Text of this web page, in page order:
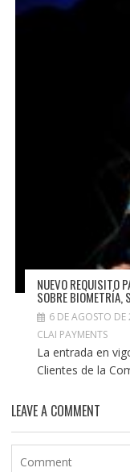
NUEVO REQUISITO
SOBRE BIOMETRÍA,
6 DE AGOSTO
CLAI PAYMENTS
La entrada en
Clientes de la
LEAVE A COMMENT